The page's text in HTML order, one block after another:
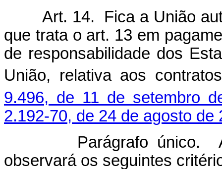
Art. 14. Fica a União
que trata o art. 13 em
de responsabilidade dos
União, relativa aos
9.496, de 11 de setembro
2.192-70, de 24 de agosto de
Parágrafo único. A
observará os seguintes